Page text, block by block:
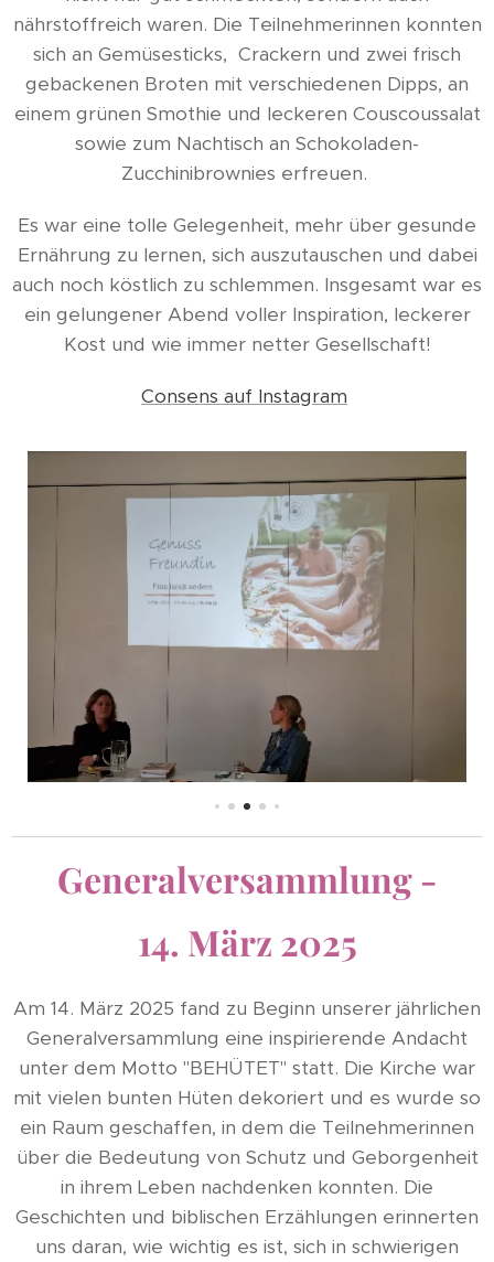
nährstoffreich waren. Die Teilnehmerinnen konnten
sich an Gemüsesticks, Crackern und zwei frisch
gebackenen Broten mit verschiedenen Dipps, an
einem grünen Smothie und leckeren Couscoussalat
sowie zum Nachtisch an Schokoladen-
Zucchinibrownies erfreuen.
Es war eine tolle Gelegenheit, mehr über gesunde
Ernährung zu lernen, sich auszutauschen und dabei
auch noch köstlich zu schlemmen. Insgesamt war es
ein gelungener Abend voller Inspiration, leckerer
Kost und wie immer netter Gesellschaft!
Consens auf Instagram
Generalversammlung -
14. März 2025
Am 14. März 2025 fand zu Beginn unserer jährlichen
Generalversammlung eine inspirierende Andacht
unter dem Motto "BEHÜTET" statt. Die Kirche war
mit vielen bunten Hüten dekoriert und es wurde so
ein Raum geschaffen, in dem die Teilnehmerinnen
über die Bedeutung von Schutz und Geborgenheit
in ihrem Leben nachdenken konnten. Die
Geschichten und biblischen Erzählungen erinnerten
uns daran, wie wichtig es ist, sich in schwierigen